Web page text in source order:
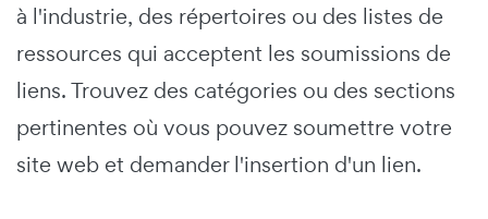
à l'industrie, des répertoires ou des listes de
ressources qui acceptent les soumissions de
liens. Trouvez des catégories ou des sections
pertinentes où vous pouvez soumettre votre
site web et demander l'insertion d'un lien.